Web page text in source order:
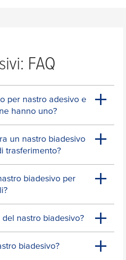
FAQ
per nastro adesivo e
hanno uno?
un nastro biadesivo
trasferimento?
biadesivo per
nastro biadesivo?
biadesivo?